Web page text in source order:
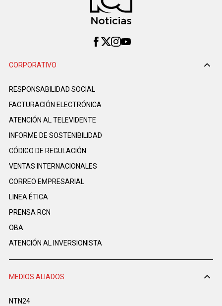
CORPORATIVO
RESPONSABILIDAD SOCIAL
FACTURACIÓN ELECTRÓNICA
ATENCIÓN AL TELEVIDENTE
INFORME DE SOSTENIBILIDAD
CÓDIGO DE REGULACIÓN
VENTAS INTERNACIONALES
CORREO EMPRESARIAL
LINEA ÉTICA
PRENSA RCN
OBA
ATENCIÓN AL INVERSIONISTA
MEDIOS ALIADOS
NTN24